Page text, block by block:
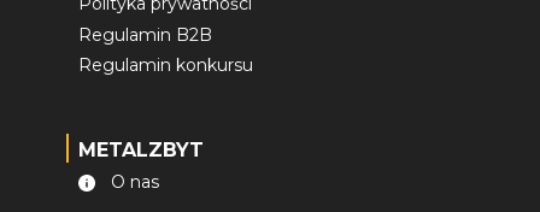
Regulamin B2B
Regulamin konkursu
METALZBYT
O nas